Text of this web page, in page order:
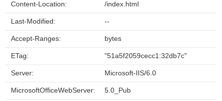
Content-Location: /index.html
Last-Modified: --
Accept-Ranges: bytes
ETag: "51a5f2059cecc1:32db7c"
Server: Microsoft-IIS/6.0
MicrosoftOfficeWebServer: 5.0_Pub